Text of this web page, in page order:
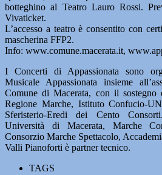
botteghino al Teatro Lauro Rossi.
Vivaticket.
L’accesso a teatro è consentito con
mascherina FFP2.
Info: www.comune.macerata.it,
I Concerti di Appassionata sono
Musicale Appassionata insieme
Comune di Macerata, con il
Regione Marche, Istituto Confucio-
Sferisterio-Eredi dei Cento
Università di Macerata, Marche
Consorzio Marche Spettacolo,
Valli Pianoforti è partner tecnico.
TAGS